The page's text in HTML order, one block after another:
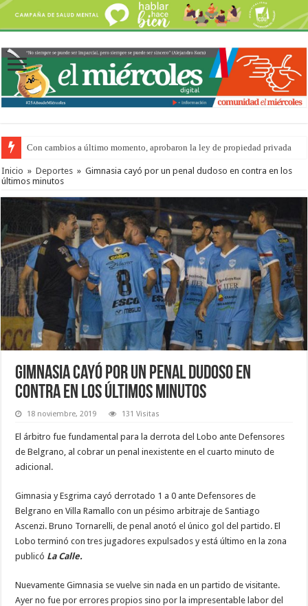
Con cambios a último momento, aprobaron la ley de propiedad privada
Inicio » Deportes » Gimnasia cayó por un penal dudoso en contra en los
últimos minutos
Gimnasia cayó por un penal dudoso en
contra en los últimos minutos
18 noviembre, 2019 131 Visitas
El árbitro fue fundamental para la derrota del Lobo ante Defensores
de Belgrano, al cobrar un penal inexistente en el cuarto minuto de
adicional.
Gimnasia y Esgrima cayó derrotado 1 a 0 ante Defensores de
Belgrano en Villa Ramallo con un pésimo arbitraje de Santiago
Ascenzi. Bruno Tornarelli, de penal anotó el único gol del partido. El
Lobo terminó con tres jugadores expulsados y está último en la zona
publicó La Calle.
Nuevamente Gimnasia se vuelve sin nada en un partido de visitante.
Ayer no fue por errores propios sino por la impresentable labor del